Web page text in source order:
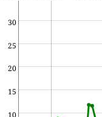
10
15
20
25
30